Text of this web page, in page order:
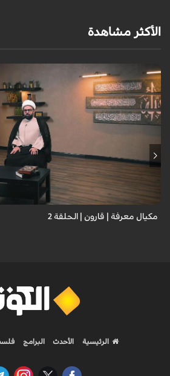
الأكثر مشاهدة
مكيال معرفة | قارون | الحلقة 2
الرئيسية الأحدث البرامج